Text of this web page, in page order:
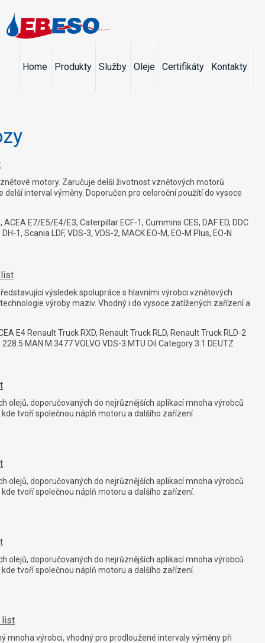
Home Produkty Služby Oleje Certifikáty Kontakty
motory. Zaručuje delší životnost vznětových motorů
interval výměny. Doporučen pro celoroční použití do vysoce
E7/E5/E4/E3, Caterpillar ECF-1, Cummins CES, DAF ED, DDC
1, Scania LDF, VDS-3, VDS-2, MACK EO-M, EO-M Plus, EO-N
list
výsledek spolupráce s hlavními výrobci vznětových
výroby maziv. Vhodný i do vysoce zatížených zařízení a
E4 Renault Truck RXD, Renault Truck RLD, Renault Truck RLD-2
MAN M 3477 VOLVO VDS-3 MTU Oil Category 3.1 DEUTZ
olejů, doporučovaných do nejrůznějších aplikací mnoha výrobců
tvoří společnou náplň motoru a dalšího zařízení.
olejů, doporučovaných do nejrůznějších aplikací mnoha výrobců
tvoří společnou náplň motoru a dalšího zařízení.
olejů, doporučovaných do nejrůznějších aplikací mnoha výrobců
tvoří společnou náplň motoru a dalšího zařízení.
list
mnoha výrobci, vhodný pro prodloužené intervaly výměny při